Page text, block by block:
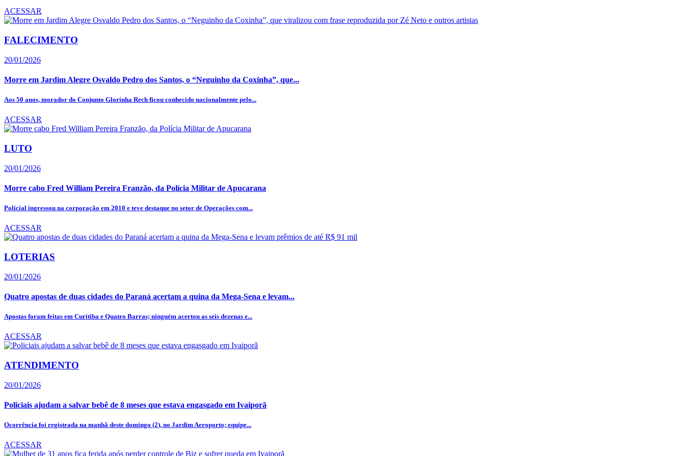
ACESSAR
FALECIMENTO
20/01/2026
Morre em Jardim Alegre Osvaldo Pedro dos Santos, o “Neguinho da Coxinha”, que...
Aos 50 anos, morador do Conjunto Glorinha Rech ficou conhecido nacionalmente pelo...
ACESSAR
LUTO
20/01/2026
Morre cabo Fred William Pereira Franzão, da Polícia Militar de Apucarana
Policial ingressou na corporação em 2010 e teve destaque no setor de Operações com...
ACESSAR
LOTERIAS
20/01/2026
Quatro apostas de duas cidades do Paraná acertam a quina da Mega-Sena e levam...
Apostas foram feitas em Curitiba e Quatro Barras; ninguém acertou as seis dezenas e...
ACESSAR
ATENDIMENTO
20/01/2026
Policiais ajudam a salvar bebê de 8 meses que estava engasgado em Ivaiporã
Ocorrência foi registrada na manhã deste domingo (2), no Jardim Aeroporto; equipe...
ACESSAR